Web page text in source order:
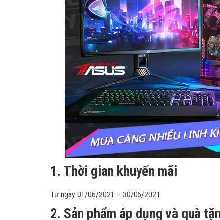
1. Thời gian khuyến mãi
Từ ngày 01/06/2021 – 30/06/2021
2. Sản phẩm áp dụng và quà